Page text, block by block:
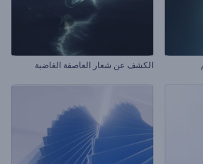
الكشف عن شعار العاصفة الغاضبة